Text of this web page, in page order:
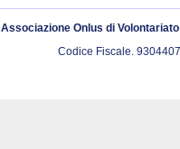
Associazione Onlus di
Codice Fiscale.